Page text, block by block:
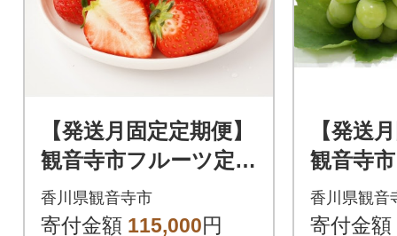
【発送月固定定期便】
観音寺市フルーツ定期
便全10回
香川県観音寺市
寄付金額 115,000円
【発送
観音寺
便(桃+
カット)
香川県観音
寄付金額